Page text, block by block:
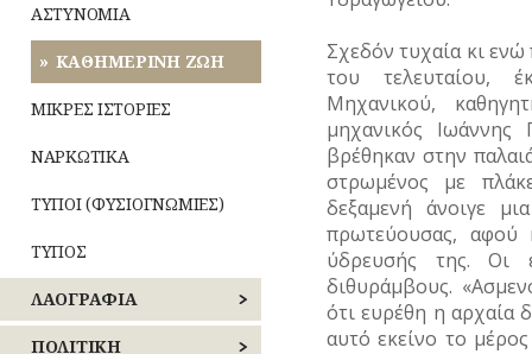
ΑΓΩΝΕΣ
(ΟΛΥΜΠΙΣΜΟΣ)
ΕΝΟΡΙΕΣ
ΕΟΡΤΕΣ
ΞΩΚΚΛΗΣΙΑ
ΠΑΝΗΓΥΡΙΑ
ΑΣΤΥΝΟΜΙΑ
ΚΑΘΗΜΕΡΙΝΗ ΖΩΗ
ΜΙΚΡΕΣ ΙΣΤΟΡΙΕΣ
ΝΑΡΚΩΤΙΚΑ
ΤΥΠΟΙ (ΦΥΣΙΟΓΝΩΜΙΕΣ)
ΤΥΠΟΣ
ΛΑΟΓΡΑΦΙΑ
ΛΑΙΚΗ
ΠΟΛΙΤΙΚΗ
Σχεδόν τυχαία κι
του τελευταίου,
Μηχανικού,
μηχανικός Ιωάννης
βρέθηκαν στην
στρωμένος με
δεξαμενή άνοιγε
πρωτεύουσας, αφού
ύδρευσής της. Οι
διθυράμβους.
ότι ευρέθη η αρχαία
αυτό εκείνο το